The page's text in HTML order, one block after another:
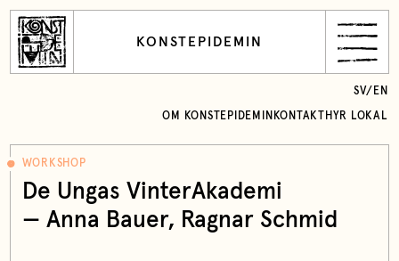
KONSTEPIDEMIN
OM KONSTEPIDEMIN KONTAKT HYR LOKAL
SV/ EN
WORKSHOP
De Ungas VinterAkademi
— Anna Bauer, Ragnar Schmid